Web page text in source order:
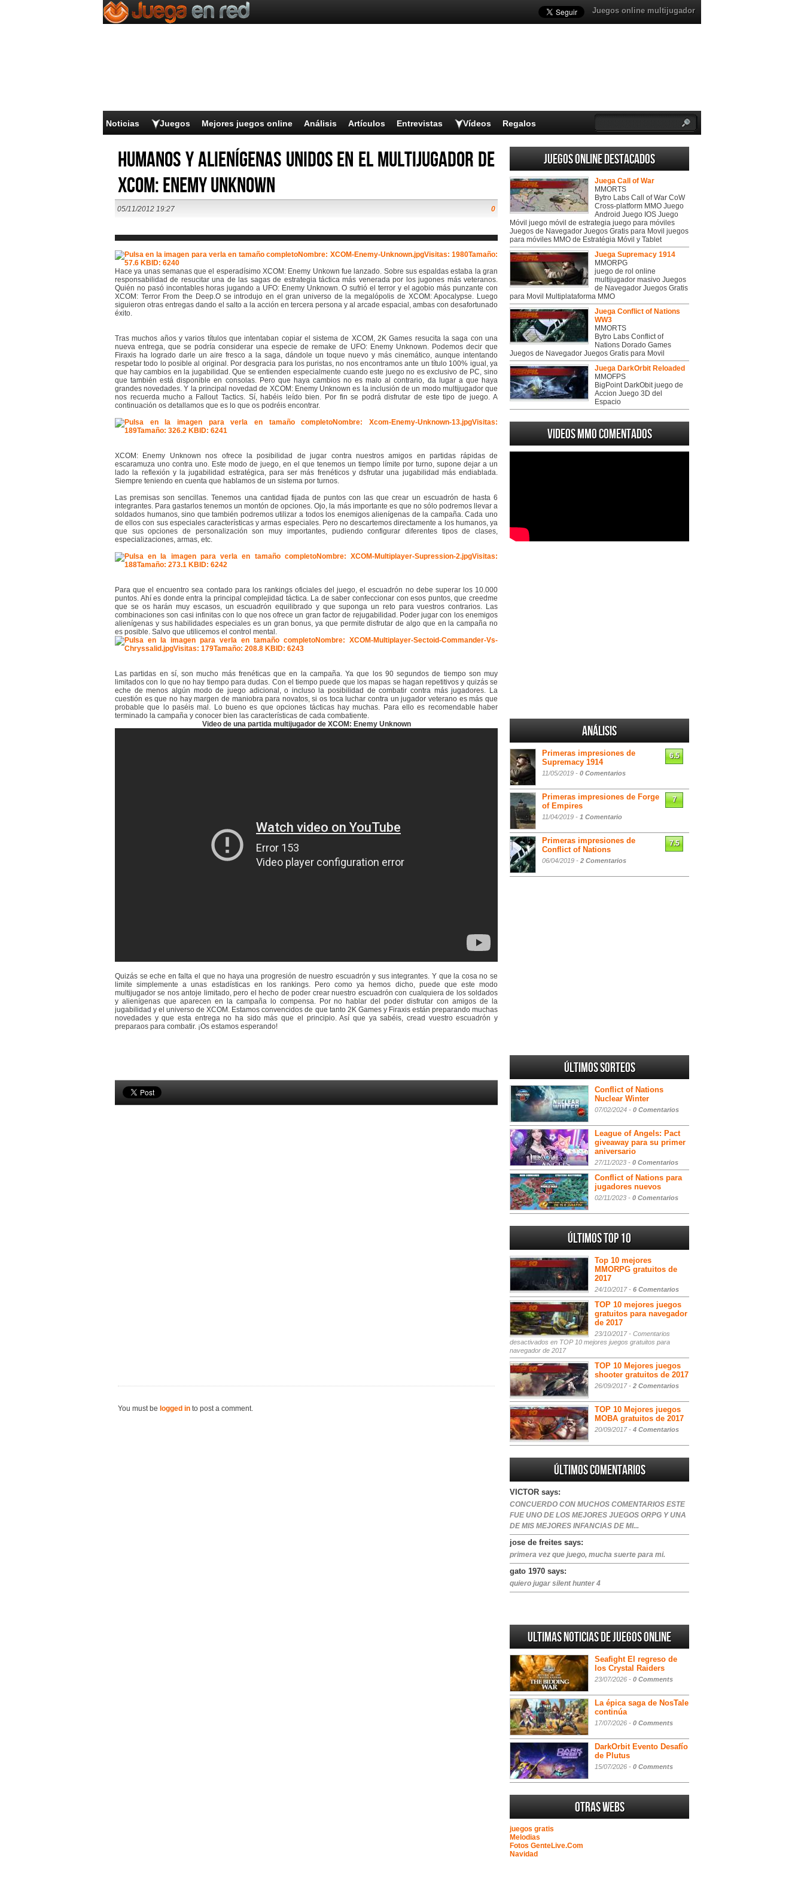
Juegos online multijugador
Noticias Juegos Mejores juegos online Análisis Artículos Entrevistas Vídeos Regalos
Humanos y alienígenas unidos en el multijugador de
XCOM: Enemy Unknown
05/11/2012 19:27 0
Hace ya unas semanas que el esperadísimo XCOM: Enemy Unkown fue lanzado. Sobre sus espaldas estaba la gran
responsabilidad de resucitar una de las sagas de estrategia táctica más venerada por los jugones más veteranos.
Quién no pasó incontables horas jugando a UFO: Enemy Unknown. O sufrió el terror y el agobio más punzante con
XCOM: Terror From the Deep.O se introdujo en el gran universo de la megalópolis de XCOM: Apocalypse. Luego
siguieron otras entregas dando el salto a la acción en tercera persona y al arcade espacial, ambas con desafortunado
éxito.
Tras muchos años y varios títulos que intentaban copiar el sistema de XCOM, 2K Games resucita la saga con una
nueva entrega, que se podría considerar una especie de remake de UFO: Enemy Unknown. Podemos decir que
Firaxis ha logrado darle un aire fresco a la saga, dándole un toque nuevo y más cinemático, aunque intentando
respetar todo lo posible al original. Por desgracia para los puristas, no nos encontramos ante un título 100% igual, ya
que hay cambios en la jugabilidad. Que se entienden especialmente cuando este juego no es exclusivo de PC, sino
que también está disponible en consolas. Pero que haya cambios no es malo al contrario, da lugar a que haya
grandes novedades. Y la principal novedad de XCOM: Enemy Unknown es la inclusión de un modo multijugador que
nos recuerda mucho a Fallout Tactics. Sí, habéis leído bien. Por fin se podrá disfrutar de este tipo de juego. A
continuación os detallamos que es lo que os podréis encontrar.
XCOM: Enemy Unknown nos ofrece la posibilidad de jugar contra nuestros amigos en partidas rápidas de
escaramuza uno contra uno. Este modo de juego, en el que tenemos un tiempo límite por turno, supone dejar a un
lado la reflexión y la jugabilidad estratégica, para ser más frenéticos y dsfrutar una jugabilidad más endiablada.
Siempre teniendo en cuenta que hablamos de un sistema por turnos.
Las premisas son sencillas. Tenemos una cantidad fijada de puntos con las que crear un escuadrón de hasta 6
integrantes. Para gastarlos tenemos un montón de opciones. Ojo, la más importante es que no sólo podremos llevar a
soldados humanos, sino que también podremos utilizar a todos los enemigos alienígenas de la campaña. Cada uno
de ellos con sus especiales características y armas especiales. Pero no descartemos directamente a los humanos, ya
que sus opciones de personalización son muy importantes, pudiendo configurar diferentes tipos de clases,
especializaciones, armas, etc.
Para que el encuentro sea contado para los rankings oficiales del juego, el escuadrón no debe superar los 10.000
puntos. Ahí es donde entra la principal complejidad táctica. La de saber confeccionar con esos puntos, que creedme
que se os harán muy escasos, un escuadrón equilibrado y que suponga un reto para vuestros contrarios. Las
combinaciones son casi infinitas con lo que nos ofrece un gran factor de rejugabilidad. Poder jugar con los enemigos
alienígenas y sus habilidades especiales es un gran bonus, ya que permite disfrutar de algo que en la campaña no
es posible. Salvo que utilicemos el control mental.
Las partidas en sí, son mucho más frenéticas que en la campaña. Ya que los 90 segundos de tiempo son muy
limitados con lo que no hay tiempo para dudas. Con el tiempo puede que los mapas se hagan repetitivos y quizás se
eche de menos algún modo de juego adicional, o incluso la posibilidad de combatir contra más jugadores. La
cuestión es que no hay margen de maniobra para novatos, si os toca luchar contra un jugador veterano es más que
probable que lo paséis mal. Lo bueno es que opciones tácticas hay muchas. Para ello es recomendable haber
terminado la campaña y conocer bien las características de cada combatiente.
Video de una partida multijugador de XCOM: Enemy Unknown
Quizás se eche en falta el que no haya una progresión de nuestro escuadrón y sus integrantes. Y que la cosa no se
limite simplemente a unas estadísticas en los rankings. Pero como ya hemos dicho, puede que este modo
multijugador se nos antoje limitado, pero el hecho de poder crear nuestro escuadrón con cualquiera de los soldados
y alienígenas que aparecen en la campaña lo compensa. Por no hablar del poder disfrutar con amigos de la
jugabilidad y el universo de XCOM. Estamos convencidos de que tanto 2K Games y Firaxis están preparando muchas
novedades y que esta entrega no ha sido más que el principio. Así que ya sabéis, cread vuestro escuadrón y
preparaos para combatir. ¡Os estamos esperando!
You must be logged in to post a comment.
Juegos online destacados
Juega Call of War
MMORTS
Bytro Labs Call of War CoW
Cross-platform MMO Juego
Android Juego IOS Juego
Móvil juego móvil de estrategia juego para móviles
Juegos de Navegador Juegos Gratis para Movil juegos
para móviles MMO de Estratégia Móvil y Tablet
Juega Supremacy 1914
MMORPG
juego de rol online
multijugador masivo Juegos
de Navegador Juegos Gratis
para Movil Multiplataforma MMO
Juega Conflict of Nations
WW3
MMORTS
Bytro Labs Conflict of
Nations Dorado Games
Juegos de Navegador Juegos Gratis para Movil
Juega DarkOrbit Reloaded
MMOFPS
BigPoint DarkObit juego de
Accion Juego 3D del
Espacio
Videos MMO Comentados
Análisis
Primeras impresiones de
Supremacy 1914
11/05/2019 - 0 Comentarios
6.5
Primeras impresiones de Forge
of Empires
11/04/2019 - 1 Comentario
7
Primeras impresiones de
Conflict of Nations
06/04/2019 - 2 Comentarios
7.5
Últimos sorteos
Conflict of Nations
Nuclear Winter
07/02/2024 - 0 Comentarios
League of Angels: Pact
giveaway para su primer
aniversario
27/11/2023 - 0 Comentarios
Conflict of Nations para
jugadores nuevos
02/11/2023 - 0 Comentarios
Últimos Top 10
Top 10 mejores
MMORPG gratuitos de
2017
24/10/2017 - 6 Comentarios
TOP 10 mejores juegos
gratuitos para navegador
de 2017
23/10/2017 - Comentarios
desactivados en TOP 10 mejores juegos gratuitos para
navegador de 2017
TOP 10 Mejores juegos
shooter gratuitos de 2017
26/09/2017 - 2 Comentarios
TOP 10 Mejores juegos
MOBA gratuitos de 2017
20/09/2017 - 4 Comentarios
Últimos comentarios
VICTOR says:
CONCUERDO CON MUCHOS COMENTARIOS ESTE
FUE UNO DE LOS MEJORES JUEGOS ORPG Y UNA
DE MIS MEJORES INFANCIAS DE MI...
jose de freites says:
primera vez que juego, mucha suerte para mi.
gato 1970 says:
quiero jugar silent hunter 4
Ultimas noticias de juegos online
Seafight El regreso de
los Crystal Raiders
23/07/2026 - 0 Comments
La épica saga de NosTale
continúa
17/07/2026 - 0 Comments
DarkOrbit Evento Desafío
de Plutus
15/07/2026 - 0 Comments
Otras webs
juegos gratis
Melodias
Fotos GenteLive.Com
Navidad